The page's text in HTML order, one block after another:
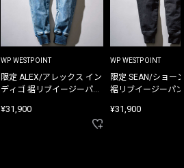
WP WESTPOINT
限定 ALEX/アレックス イン
ディゴ 裾リブイージーパン
¥31,900
WP WESTPOINT
限定 SEAN/ショー
裾リブイージーパ
¥31,900